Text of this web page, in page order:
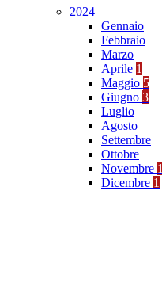
2024
Gennaio
Febbraio
Marzo
Aprile 1
Maggio 5
Giugno 3
Luglio
Agosto
Settembre
Ottobre
Novembre 1
Dicembre 1